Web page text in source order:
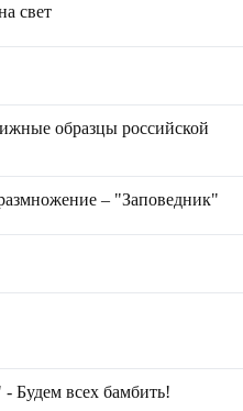
свет
образцы российской
– "Заповедник"
- Будем всех бамбить!